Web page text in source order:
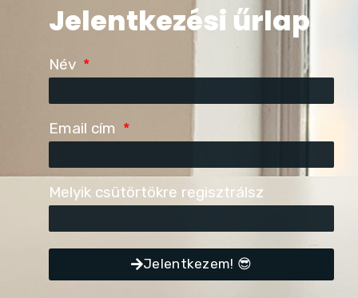
Jelentkezési űrlap
Név
Email cím
Melyik csütörtökre regisztrálsz
Jelentkezem! 😎